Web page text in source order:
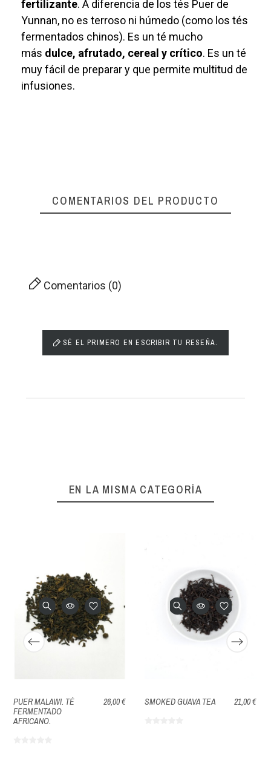
fertilizante. A diferencia de los tés Puer de
Yunnan, no es terroso ni húmedo (como los tés
fermentados chinos). Es un té mucho
más dulce, afrutado, cereal y crítico. Es un té
muy fácil de preparar y que permite multitud de
infusiones.
COMENTARIOS DEL PRODUCTO
Comentarios (0)
SÉ EL PRIMERO EN ESCRIBIR TU RESEÑA.
EN LA MISMA CATEGORÍA
PUER MALAWI. TÉ
FERMENTADO
AFRICANO.
26,00 € SMOKED GUAVA TEA 21,00 €